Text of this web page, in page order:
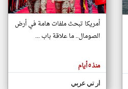
تغيير الدولة
اخبار الصومال على مدار الساعة
أهم اخبار الصومال العاجلة والمباشرة
أمريكا تبحث ملفات هامة في أرض
الصومال.. ما علاقة باب ...
منذ ٥ أيام
ار تي عربي
klyoum.com